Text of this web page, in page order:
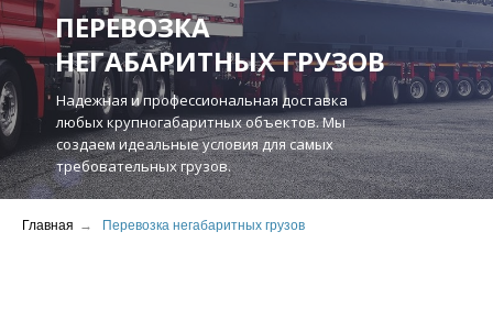
ПЕРЕВОЗКА
НЕГАБАРИТНЫХ ГРУЗОВ
Надежная и профессиональная доставка
любых крупногабаритных объектов. Мы
создаем идеальные условия для самых
требовательных грузов.
Главная → Перевозка негабаритных грузов